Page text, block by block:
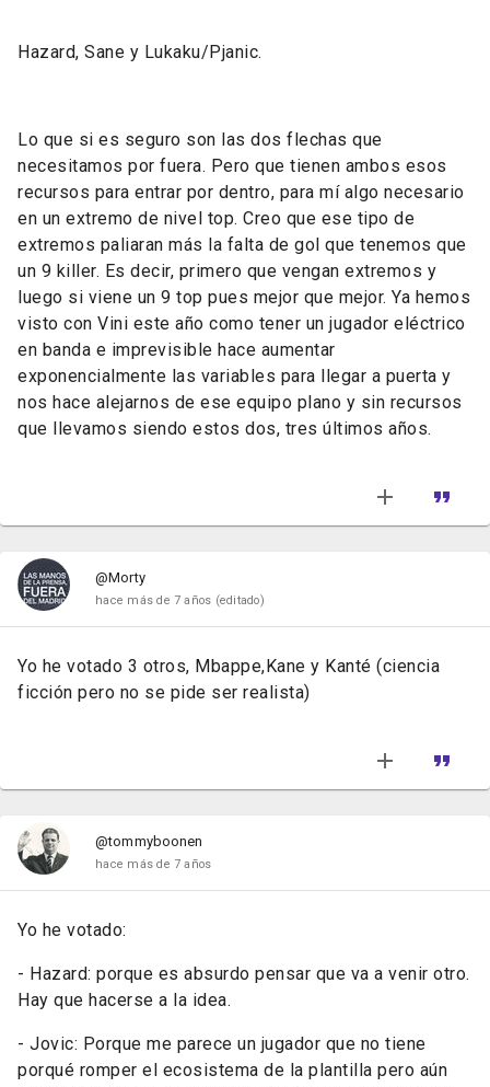
Hazard, Sane y Lukaku/Pjanic.
Lo que si es seguro son las dos flechas que
necesitamos por fuera. Pero que tienen ambos esos
recursos para entrar por dentro, para mí algo necesario
en un extremo de nivel top. Creo que ese tipo de
extremos paliaran más la falta de gol que tenemos que
un 9 killer. Es decir, primero que vengan extremos y
luego si viene un 9 top pues mejor que mejor. Ya hemos
visto con Vini este año como tener un jugador eléctrico
en banda e imprevisible hace aumentar
exponencialmente las variables para llegar a puerta y
nos hace alejarnos de ese equipo plano y sin recursos
que llevamos siendo estos dos, tres últimos años.
@Morty
hace más de 7 años (editado)
Yo he votado 3 otros, Mbappe,Kane y Kanté (ciencia
ficción pero no se pide ser realista)
@tommyboonen
hace más de 7 años
Yo he votado:
- Hazard: porque es absurdo pensar que va a venir otro.
Hay que hacerse a la idea.
- Jovic: Porque me parece un jugador que no tiene
porqué romper el ecosistema de la plantilla pero aún